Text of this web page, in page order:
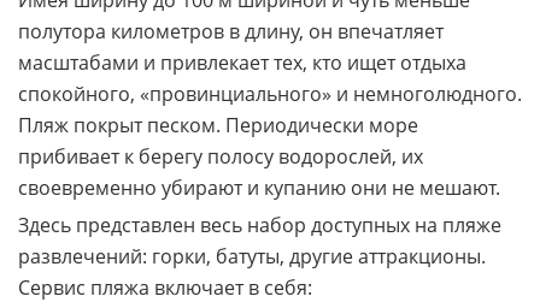
полутора километров в длину, он впечатляет
масштабами и привлекает тех, кто ищет отдыха
спокойного, «провинциального» и немноголюдного.
Пляж покрыт песком. Периодически море
прибивает к берегу полосу водорослей, их
своевременно убирают и купанию они не мешают.
Здесь представлен весь набор доступных на пляже
развлечений: горки, батуты, другие аттракционы.
Сервис пляжа включает в себя: